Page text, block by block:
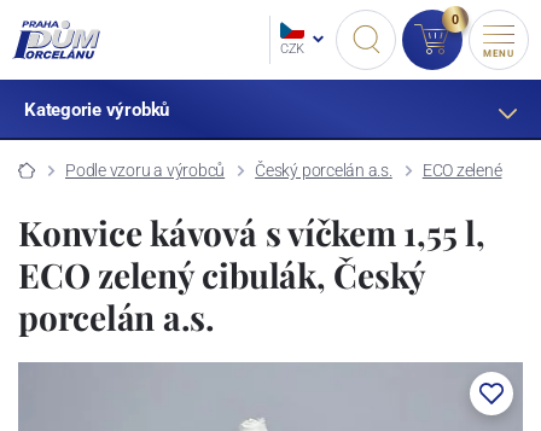
CZK
0
MENU
Kategorie výrobků
Podle vzoru a výrobců Český porcelán a.s. ECO zelené
Konvice kávová s víčkem 1,55 l,
ECO zelený cibulák, Český
porcelán a.s.